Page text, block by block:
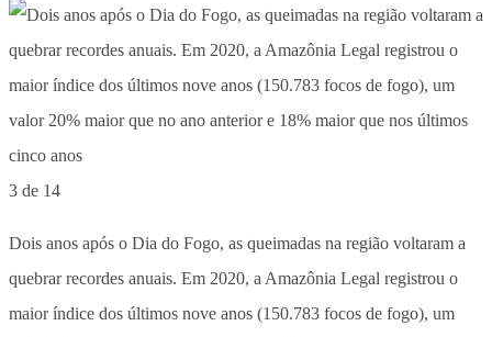
3 de 14
Dois anos após o Dia do Fogo, as queimadas na região voltaram a
quebrar recordes anuais. Em 2020, a Amazônia Legal registrou o
maior índice dos últimos nove anos (150.783 focos de fogo), um